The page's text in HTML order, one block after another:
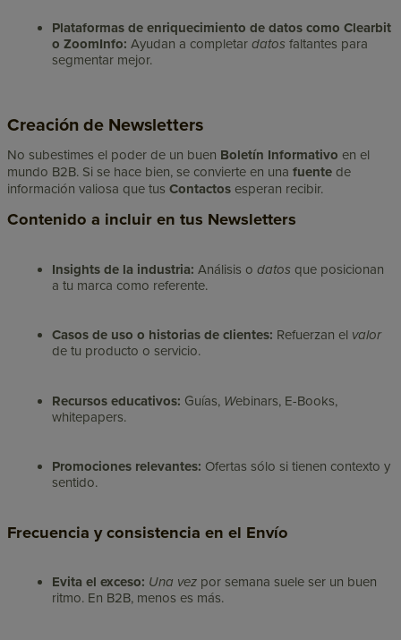
Plataformas de enriquecimiento de datos como Clearbit
o ZoomInfo: Ayudan a completardatosfaltantes para
segmentar mejor.
Creación de Newsletters
No subestimes el poder de un buen Boletín Informativo en el
mundo B2B. Si se hace bien, se convierte en unafuente de
información valiosa que tusContactos esperan recibir.
Contenido a incluir en tus Newsletters
Insights de la industria: Análisis odatos que posicionan
a tu marca como referente.
Casos de uso o historias de clientes: Refuerzan el valor
de tu producto o servicio.
Recursos educativos: Guías, Webinars, E-Books,
whitepapers.
Promociones relevantes: Ofertas sólo si tienen contexto y
sentido.
Frecuencia y consistencia en el Envío
Evita el exceso: Una vez por semana suele ser un buen
ritmo. En B2B, menos es más.